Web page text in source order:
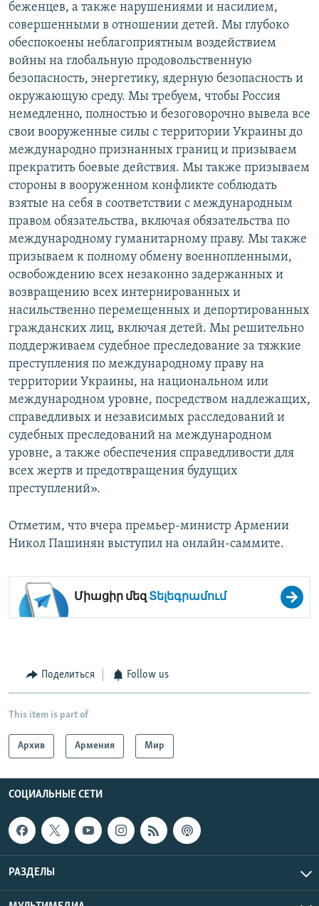
беженцев, а также нарушениями и насилием,
совершенными в отношении детей. Мы глубоко
обеспокоены неблагоприятным воздействием
войны на глобальную продовольственную
безопасность, энергетику, ядерную безопасность и
окружающую среду. Мы требуем, чтобы Россия
немедленно, полностью и безоговорочно вывела все
свои вооруженные силы с территории Украины до
международно признанных границ и призываем
прекратить боевые действия. Мы также призываем
стороны в вооруженном конфликте соблюдать
взятые на себя в соответствии с международным
правом обязательства, включая обязательства по
международному гуманитарному праву. Мы также
призываем к полному обмену военнопленными,
освобождению всех незаконно задержанных и
возвращению всех интернированных и
насильственно перемещенных и депортированных
гражданских лиц, включая детей. Мы решительно
поддерживаем судебное преследование за тяжкие
преступления по международному праву на
территории Украины, на национальном или
международном уровне, посредством надлежащих,
справедливых и независимых расследований и
судебных преследований на международном
уровне, а также обеспечения справедливости для
всех жертв и предотвращения будущих
преступлений».
Отметим, что вчера премьер-министр Армении
Никол Пашинян выступил на онлайн-саммите.
Միացիր մեզ Տելեգրամում
Поделиться Follow us
This item is part of
Архив Армения Мир
СОЦИАЛЬНЫЕ СЕТИ
РАЗДЕЛЫ